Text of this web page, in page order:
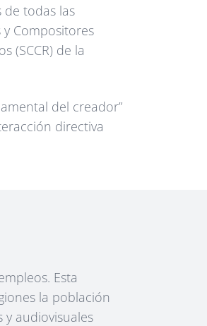
de todas las
Compositores
(SCCR) de la
del creador”
directiva
Esta
la población
audiovisuales